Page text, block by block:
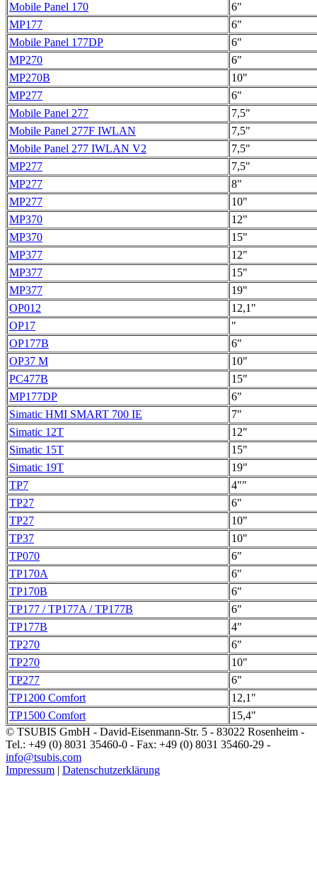
Mobile Panel 170
6"
MP177
6"
Mobile Panel 177DP
6"
MP270
6"
MP270B
10"
MP277
6"
Mobile Panel 277
7,5"
Mobile Panel 277F IWLAN
7,5"
Mobile Panel 277 IWLAN V2
7,5"
MP277
7,5"
MP277
8"
MP277
10"
MP370
12"
MP370
15"
MP377
12"
MP377
15"
MP377
19"
OP012
12,1"
OP17
"
OP177B
6"
OP37 M
10"
PC477B
15"
MP177DP
6"
Simatic HMI SMART 700 IE
7"
Simatic 12T
12"
Simatic 15T
15"
Simatic 19T
19"
TP7
4""
TP27
6"
TP27
10"
TP37
10"
TP070
6"
TP170A
6"
TP170B
6"
TP177 / TP177A / TP177B
6"
TP177B
4"
TP270
6"
TP270
10"
TP277
6"
TP1200 Comfort
12,1"
TP1500 Comfort
15,4"
© TSUBIS GmbH - David-Eisenmann-Str. 5 - 83022 Rosenheim -
Tel.: +49 (0) 8031 35460-0 - Fax: +49 (0) 8031 35460-29 -
info@tsubis.com
Impressum | Datenschutzerklärung